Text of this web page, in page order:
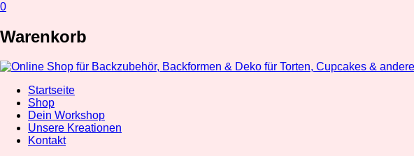
0
Warenkorb
Startseite
Shop
Dein Workshop
Unsere Kreationen
Kontakt